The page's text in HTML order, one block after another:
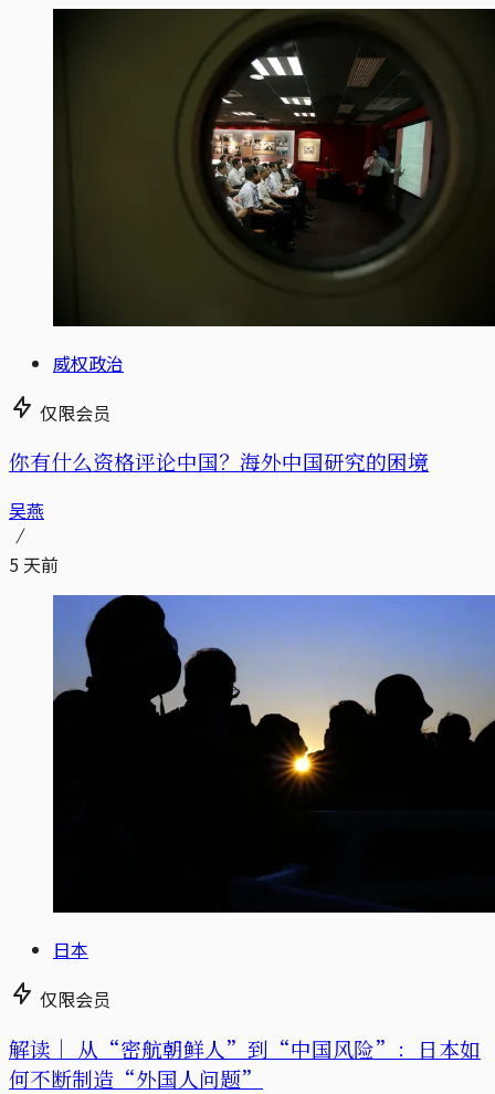
威权政治
仅限会员
你有什么资格评论中国？海外中国研究的困境
吴燕
5 天前
日本
仅限会员
解读｜ 从“密航朝鲜人”到“中国风险”：日本如
何不断制造“外国人问题”